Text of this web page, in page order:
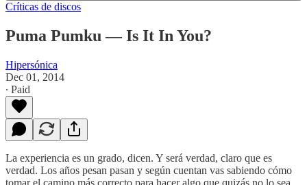
Críticas de discos
Puma Pumku — Is It In You?
Hipersónica
Dec 01, 2014
∙ Paid
La experiencia es un grado, dicen. Y será verdad, claro que es
verdad. Los años pesan pasan y según cuentan vas sabiendo cómo
tomar el camino más correcto para hacer algo que quizás no lo sea